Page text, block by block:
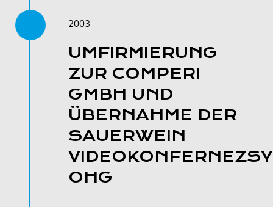
2003
UMFIRMIERUNG
ZUR COMPERI
GMBH UND
ÜBERNAHME DER
SAUERWEIN
OHG